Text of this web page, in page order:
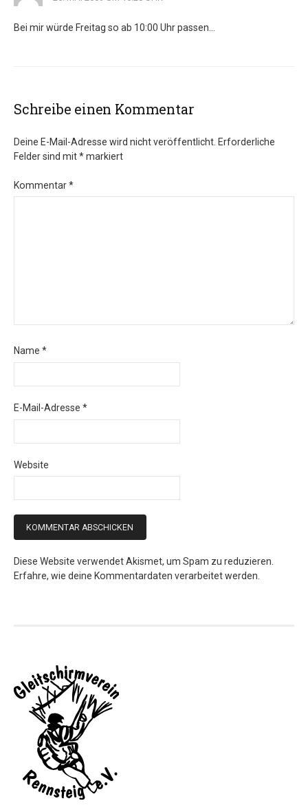
Bei mir würde Freitag so ab 10:00 Uhr passen…
Schreibe einen Kommentar
Deine E-Mail-Adresse wird nicht veröffentlicht. Erforderliche
Felder sind mit*markiert
Kommentar*
Name *
E-Mail-Adresse *
Website
Diese Website verwendet Akismet, um Spam zu reduzieren.
Erfahre, wie deine Kommentardaten verarbeitet werden.